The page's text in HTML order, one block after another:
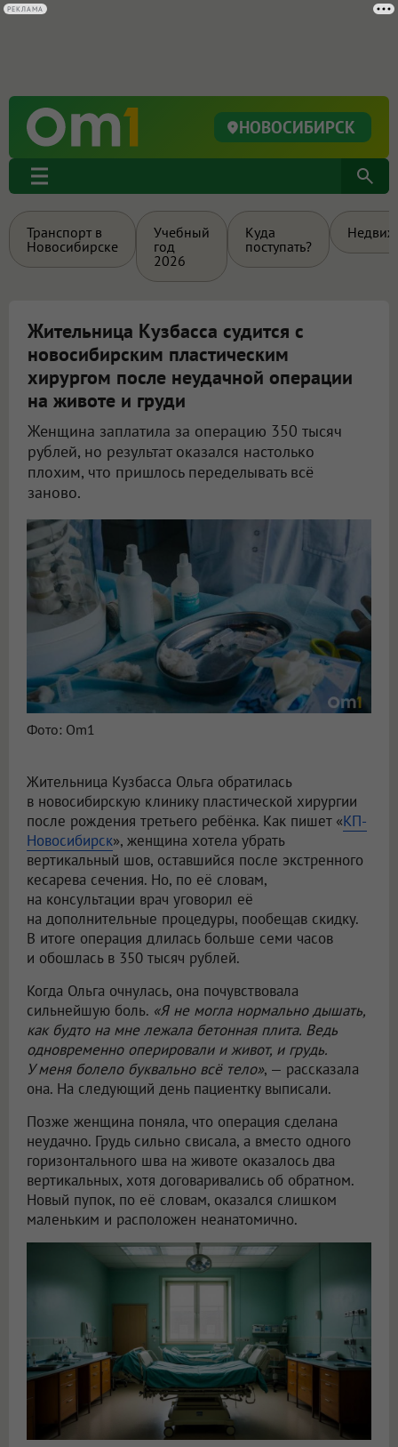
НОВОСИБИРСК
Транспорт в
Новосибирске
Учебный
год
2026
Куда
поступать?
Жительница Кузбасса судится с
новосибирским пластическим
хирургом после неудачной операции
на животе и груди
Женщина заплатила за операцию 350 тысяч
рублей, но результат оказался настолько
плохим, что пришлось переделывать всё
заново.
Фото: Om1
Жительница Кузбасса Ольга обратилась
в новосибирскую клинику пластической хирургии
после рождения третьего ребёнка. Как пишет «КП-
Новосибирск», женщина хотела убрать
вертикальный шов, оставшийся после экстренного
кесарева сечения. Но, по её словам,
на консультации врач уговорил её
на дополнительные процедуры, пообещав скидку.
В итоге операция длилась больше семи часов
и обошлась в 350 тысяч рублей.
Когда Ольга очнулась, она почувствовала
сильнейшую боль. «Я не могла нормально дышать,
как будто на мне лежала бетонная плита. Ведь
одновременно оперировали и живот, и грудь.
У меня болело буквально всё тело», — рассказала
она. На следующий день пациентку выписали.
Позже женщина поняла, что операция сделана
неудачно. Грудь сильно свисала, а вместо одного
горизонтального шва на животе оказалось два
вертикальных, хотя договаривались об обратном.
Новый пупок, по её словам, оказался слишком
маленьким и расположен неанатомично.
РЕКЛАМА